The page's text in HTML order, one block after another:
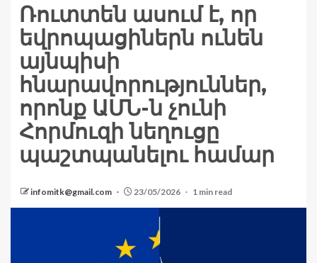
Ռուտտեն ասում է, որ
եվրոպացիներն ունեն
այնպիսի
հնարավորություններ,
որոնք ԱՄՆ-ն չունի
Հորմուզի նեղուցը
պաշտպանելու համար
infomitk@gmail.com 23/05/2026 1 min read